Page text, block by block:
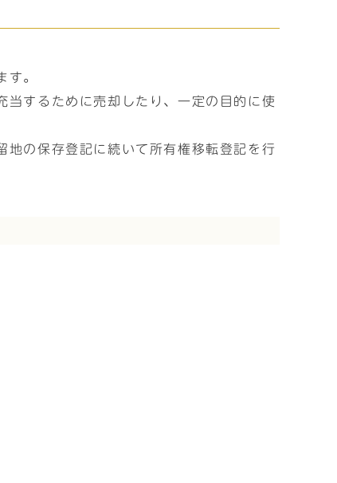
す。
当するために売却したり、一定の目的に使
地の保存登記に続いて所有権移転登記を行